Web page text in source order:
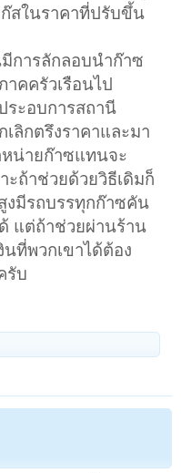
สในราคาที่ปรับขึ้น
การลักลอบนำก๊าซ
าคครัวเรือนไป
ระอบการสถานี
ลิกตรึงราคาและมา
หน่ายก๊าซแทนจะ
ะถ้าช่วยด้วยวิธีเดิมก็
งมีรถบรรทุกก๊าซคัน
แต่ถ้าช่วยผ่านร้าน
นที่พวกเขาได้ต้อง
รับ